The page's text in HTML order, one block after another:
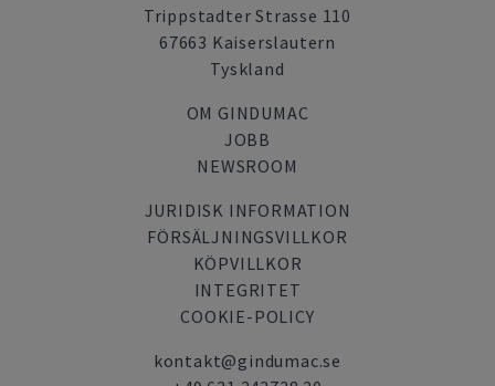
Trippstadter Strasse 110
67663 Kaiserslautern
Tyskland
OM GINDUMAC
JOBB
NEWSROOM
JURIDISK INFORMATION
FÖRSÄLJNINGSVILLKOR
KÖPVILLKOR
INTEGRITET
COOKIE-POLICY
kontakt@gindumac.se